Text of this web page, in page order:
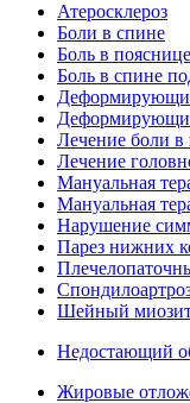
Атеросклероз
Боли в спине
Боль в
Боль в спине
Лечение боли в
Лечение
Мануальная
Мануальная
Нарушение
Парез нижних
Шейный
Недостающий
Жировые